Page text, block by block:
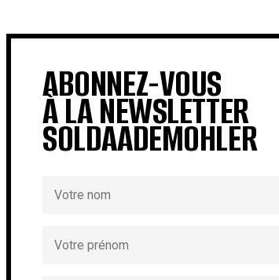
ABONNEZ-VOUS
À LA NEWSLETTER
SOLDAADEMOHLER